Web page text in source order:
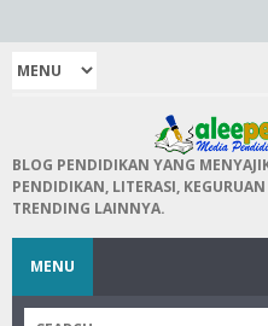
BLOG PENDIDIKAN YANG
PENDIDIKAN, LITERASI,
TRENDING LAINNYA.
MENU